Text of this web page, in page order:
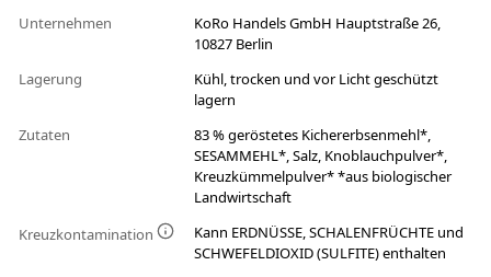
Unternehmen
KoRo Handels GmbH Hauptstraße 26,
10827 Berlin
Lagerung
Kühl, trocken und vor Licht geschützt
lagern
Zutaten
83 % geröstetes Kichererbsenmehl*,
SESAMMEHL*, Salz, Knoblauchpulver*,
Kreuzkümmelpulver* *aus biologischer
Landwirtschaft
Kreuzkontamination
Kann ERDNÜSSE, SCHALENFRÜCHTE und
SCHWEFELDIOXID (SULFITE) enthalten